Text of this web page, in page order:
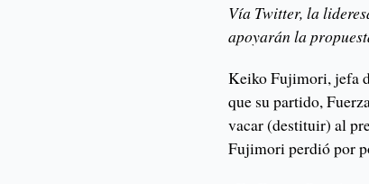
Vía Twitter, la
apoyarán la
Keiko Fujimori, jefa
que su partido,
vacar (destituir) al
Fujimori perdió por